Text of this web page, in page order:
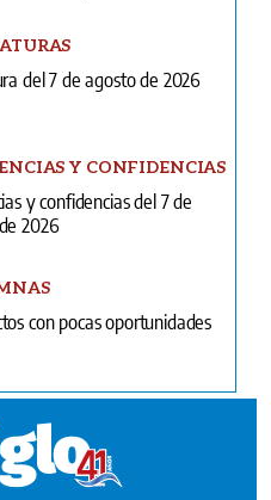
del 7 de agosto de 2026
Y CONFIDENCIAS
y confidencias del 7 de
2026
con pocas oportunidades